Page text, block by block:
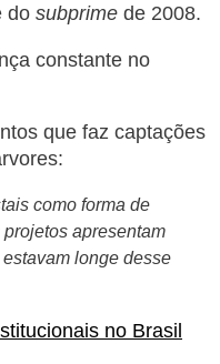
do subprime de 2008.
constante no
que faz captações
como forma de
apresentam
longe desse
no Brasil